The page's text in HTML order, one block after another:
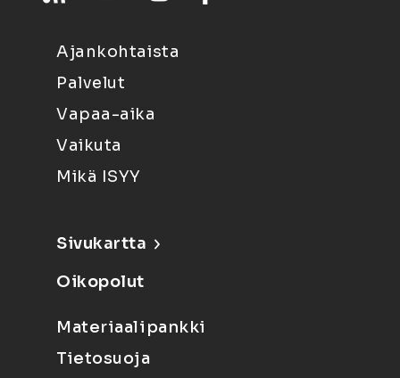
Ajankohtaista
Palvelut
Vapaa-aika
Vaikuta
Mikä ISYY
Sivukartta
Oikopolut
Materiaalipankki
Tietosuoja